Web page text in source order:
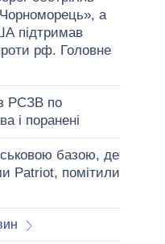
а
підтримав
рф. Головне
РСЗВ по
і поранені
базою, де
Patriot, помітили